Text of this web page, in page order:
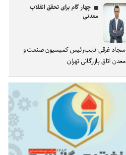
چهار گام برای تحقق انقلاب
معدنی
سجاد غرقی-نایب‌رئیس کمیسیون صنعت و
معدن اتاق بازرگانی تهران